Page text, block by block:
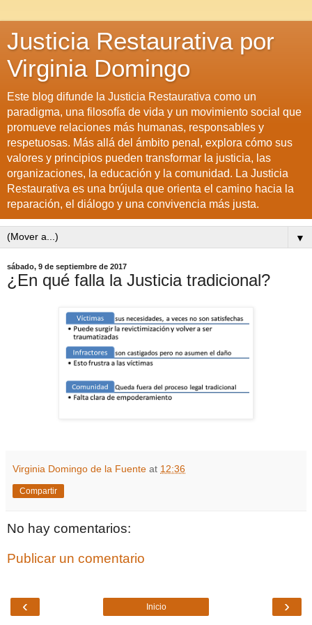
Justicia Restaurativa por
Virginia Domingo
Este blog difunde la Justicia Restaurativa como un
paradigma, una filosofía de vida y un movimiento social que
promueve relaciones más humanas, responsables y
respetuosas. Más allá del ámbito penal, explora cómo sus
valores y principios pueden transformar la justicia, las
organizaciones, la educación y la comunidad. La Justicia
Restaurativa es una brújula que orienta el camino hacia la
reparación, el diálogo y una convivencia más justa.
▼
sábado, 9 de septiembre de 2017
¿En qué falla la Justicia tradicional?
Virginia Domingo de la Fuente at 12:36
Compartir
No hay comentarios:
Publicar un comentario
‹ ›
Inicio